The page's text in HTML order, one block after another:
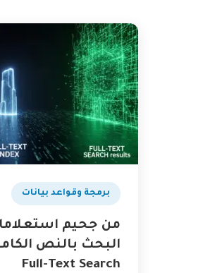
برمجة وقواعد بيانات
البحث بالنص
Full-Text Search